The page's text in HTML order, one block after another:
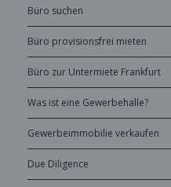
Büro suchen
Büro provisionsfrei mieten
Büro zur Untermiete Frankfurt
Was ist eine Gewerbehalle?
Gewerbeimmobilie verkaufen
Due Diligence